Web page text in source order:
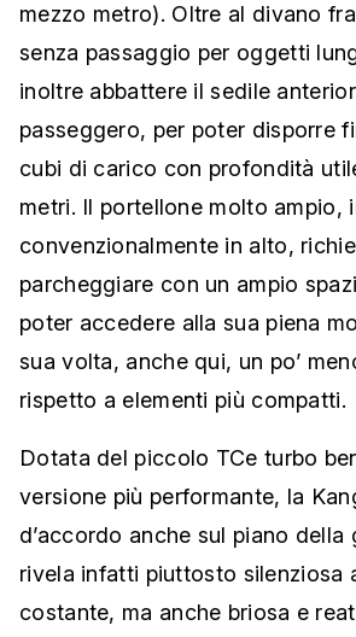
mezzo metro). Oltre al divano
senza passaggio per oggetti
inoltre abbattere il sedile
passeggero, per poter disporre
cubi di carico con profondità
metri. Il portellone molto ampio,
convenzionalmente in alto,
parcheggiare con un ampio
poter accedere alla sua piena
sua volta, anche qui, un po’
rispetto a elementi più compatti.
Dotata del piccolo TCe turbo
versione più performante, la
d’accordo anche sul piano della
rivela infatti piuttosto silenziosa
costante, ma anche briosa e